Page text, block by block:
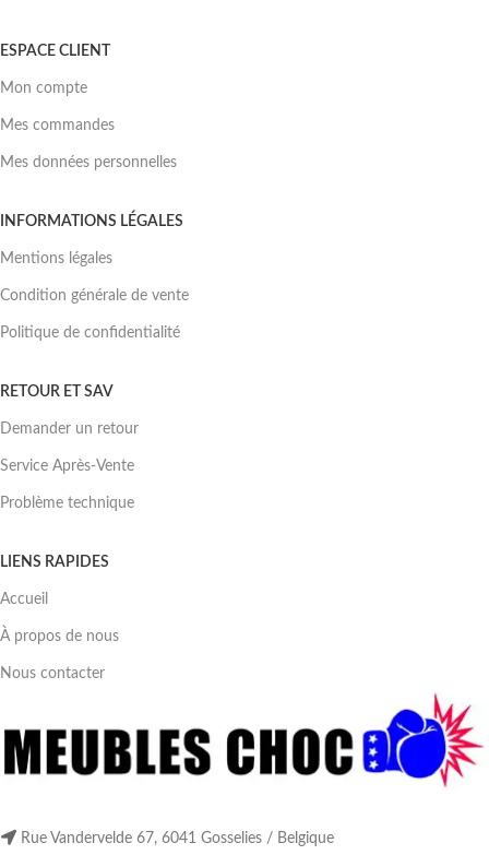
ESPACE CLIENT
Mon compte
Mes commandes
Mes données personnelles
INFORMATIONS LÉGALES
Mentions légales
Condition générale de vente
Politique de confidentialité
RETOUR ET SAV
Demander un retour
Service Après-Vente
Problème technique
LIENS RAPIDES
Accueil
À propos de nous
Nous contacter
Rue Vandervelde 67, 6041 Gosselies / Belgique